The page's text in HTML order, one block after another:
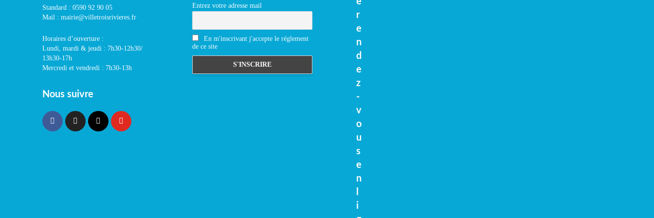
Standard : 0590 92 90 05
Mail : mairie@villetroisrivieres.fr
Horaires d’ouverture :
Lundi, mardi & jeudi : 7h30-12h30/
13h30-17h
Mercredi et vendredi : 7h30-13h
Nous suivre
Entrez votre adresse mail
En m'inscrivant j'accepte le réglement
de ce site
r
e
n
d
e
z
-
v
o
u
s
e
n
i